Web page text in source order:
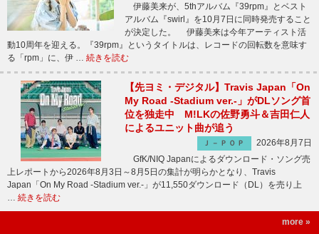
伊藤美来が、5thアルバム『39rpm』とベスト
アルバム『swirl』を10月7日に同時発売すること
が決定した。 伊藤美来は今年アーティスト活
動10周年を迎える。『39rpm』というタイトルは、レコードの回転数を意味す
る「rpm」に、伊 … 続きを読む
【先ヨミ・デジタル】Travis Japan「On
My Road -Stadium ver.-」がDLソング首
位を独走中 M!LKの佐野勇斗＆吉田仁人
によるユニット曲が追う
Ｊ－ＰＯＰ
2026年8月7日
GfK/NIQ Japanによるダウンロード・ソング売
上レポートから2026年8月3日～8月5日の集計が明らかとなり、Travis
Japan「On My Road -Stadium ver.-」が11,550ダウンロード（DL）を売り上
… 続きを読む
more »